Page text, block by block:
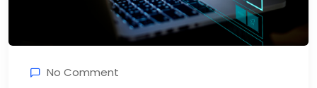
No Comment